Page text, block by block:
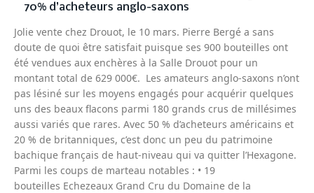
70% d’acheteurs anglo-saxons
Jolie vente chez Drouot, le 10 mars. Pierre Bergé a sans
doute de quoi être satisfait puisque ses 900 bouteilles ont
été vendues aux enchères à la Salle Drouot pour un
montant total de 629 000€. Les amateurs anglo-saxons n’ont
pas lésiné sur les moyens engagés pour acquérir quelques
uns des beaux flacons parmi 180 grands crus de millésimes
aussi variés que rares. Avec 50 % d’acheteurs américains et
20 % de britanniques, c’est donc un peu du patrimoine
bachique français de haut-niveau qui va quitter l’Hexagone.
Parmi les coups de marteau notables : • 19
bouteilles Echezeaux Grand Cru du Domaine de la